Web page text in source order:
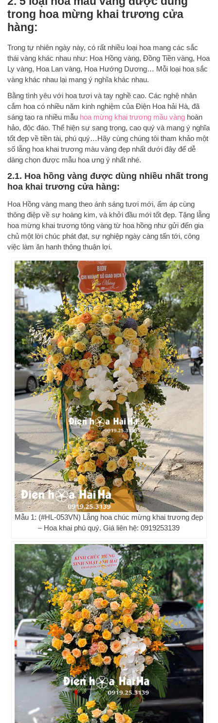
trong hoa mừng khai trương cửa
hàng:
Trong tự nhiên ngày này, có rất nhiều loại hoa mang các sắc
thái vàng khác nhau như: Hoa Hồng vàng, Đồng Tiền vàng, Hoa
Ly vàng, Hoa Lan vàng, Hoa Hướng Dương… Mỗi loại hoa sắc
vàng khác nhau lại mang ý nghĩa khác nhau.
Bằng tình yêu với hoa tươi và tay nghề cao. Các nghệ nhân
cắm hoa có nhiều năm kinh nghiệm của Điện Hoa hải Hà, đã
sáng tạo ra nhiều mẫu hoa mừng khai trương mầu vàng hoàn
hảo, độc đáo. Thể hiện sự sang trọng, cao quý và mang ý nghĩa
tốt đẹp về tiền tài, phú quý…Hãy cùng chúng tôi tham khảo một
số lẵng hoa khai trương màu vàng đẹp nhất dưới đây để dễ
dàng chọn được mẫu hoa ưng ý nhất nhé.
2.1. Hoa hồng vàng được dùng nhiều nhất trong
hoa khai trương cửa hàng:
Hoa Hồng vàng mang theo ánh sáng tươi mới, ấm áp cùng
thông điệp về sự hoàng kim, và khởi đầu mới tốt đẹp. Tặng lẵng
hoa mừng khai trương tông vàng từ hoa hồng như gửi đến gia
chủ một lời chúc phát đạt, sự nghiệp ngày càng tấn tới, công
việc làm ăn hanh thông thuận lợi.
Mẫu 1: (#HL-053VN) Lẵng hoa chúc mừng khai trương đẹp
– Hoa khai phú quý. Giá liên hệ: 0919253139